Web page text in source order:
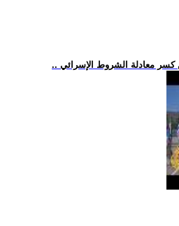
كسر معادلة الشروط الإسرائي